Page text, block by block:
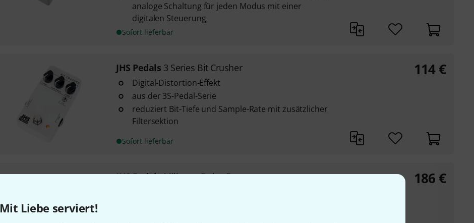
Mit Liebe serviert!
analoge Schaltung für jeden Modus mit einer
digitalen Steuerung
Sofort lieferbar
JHS Pedals 3 Series Bit Crusher
Digital-Distortion-Effekt
aus der 3S-Pedal-Serie
reduziert Bit-Tiefe und Sample-Rate mit zusätzlicher
Filtersektion
Sofort lieferbar
114 €
JHS PedalsMilkman Delay Boost 186 €